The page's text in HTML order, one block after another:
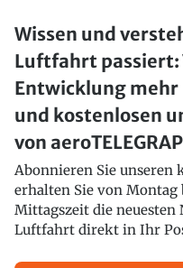
Wissen und
Luftfahrt passiert:
Entwicklung
und kostenlosen
von
Abonnieren Sie unseren
erhalten Sie von
Mittagszeit die neuesten
Luftfahrt direkt in Ihr